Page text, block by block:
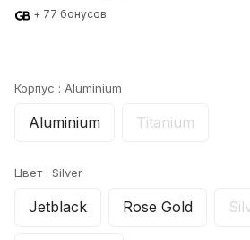
+ 77 бонусов
Корпус : Aluminium
Aluminium Titanium
Цвет : Silver
Jetblack Rose Gold